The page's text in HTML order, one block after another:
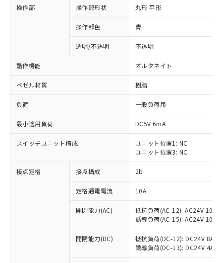
操作部 操作部形状 丸形 平形
操作部色 青
透明/不透明 不透明
動作機能 オルタネイト
ベゼル材質 樹脂
負荷 一般負荷用
最小適用負荷 DC5V 6mA
スイッチユニット構成
ユニット位置1: NC
ユニット位置3: NC
接点定格 接点構成 2b
定格通電電流 10A
開閉能力(AC)
抵抗負荷(AC-12): AC24V 10A/
誘導負荷(AC-15): AC24V
開閉能力(DC)
抵抗負荷(DC-12): DC24V 8A/
誘導負荷(DC-13): DC24V 4A/
※1 対応状況
対応済み：EU RoHS指令（10物質）の
非含有に対応した製品が提供可能な商品で
対応予定：EU RoHS指令（10物質）の非含
有に対応した製品に切り替える予定のある